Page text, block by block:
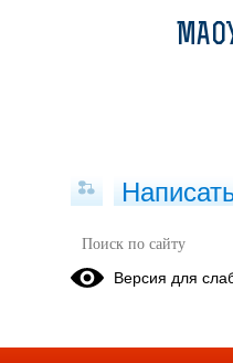
Публикации за
Версия для